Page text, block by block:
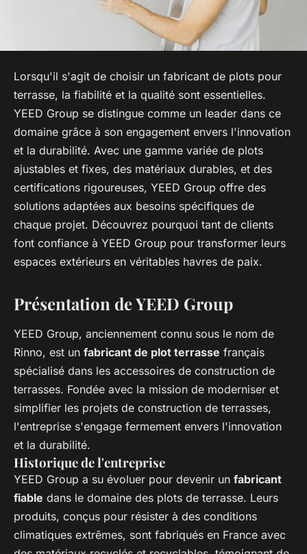
Lorsqu'il s'agit de choisir un fabricant de plots pour
terrasse, la fiabilité et la qualité sont essentielles.
YEED Group se distingue comme un leader dans ce
domaine grâce à son engagement envers l'innovation
et la durabilité. Avec une gamme variée de plots
ajustables et fixes, des matériaux durables, et des
certifications rigoureuses, YEED Group offre des
solutions adaptées aux besoins spécifiques de
chaque projet. Découvrez pourquoi tant de clients
font confiance à YEED Group pour transformer leurs
espaces extérieurs en véritables havres de paix.
Présentation de YEED Group
YEED Group, anciennement connu sous le nom de
Rinno, est un fabricant de plot terrasse français
spécialisé dans les accessoires de construction de
terrasses. Fondée avec la mission de moderniser et
simplifier les projets de construction de terrasses,
l'entreprise s'engage fermement envers l'innovation
et la durabilité.
Historique de l'entreprise
YEED Group a su évoluer pour devenir un fabricant
fiable dans le domaine des plots de terrasse. Leurs
produits, conçus pour résister à des conditions
climatiques extrêmes, sont fabriqués en France avec